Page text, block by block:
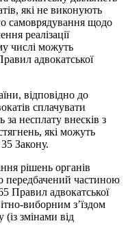
які не виконують
самоврядування щодо
реалізації
числі можуть
адвокатської
відповідно до
сплачувати
за несплату внесків з
які можуть
Закону.
рішень органів
передбачений частиною
Правил адвокатської
виборним з’їздом
змінами від